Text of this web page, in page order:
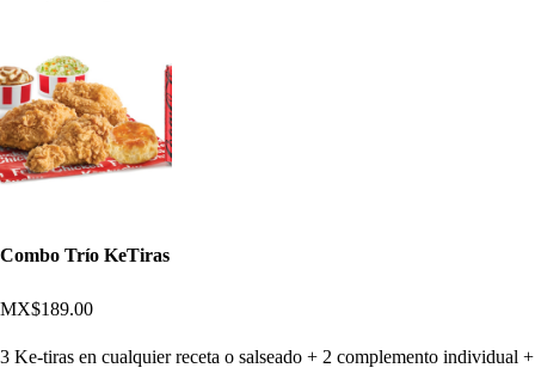
Combo Trío KeTiras
MX$189.00
3 Ke-tiras en cualquier receta o salseado + 2 complemento individual +